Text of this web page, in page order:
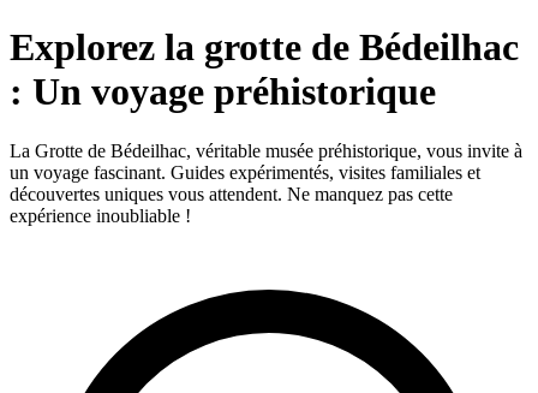
Explorez la grotte de Bédeilhac
: Un voyage préhistorique
La Grotte de Bédeilhac, véritable musée préhistorique, vous invite à
un voyage fascinant. Guides expérimentés, visites familiales et
découvertes uniques vous attendent. Ne manquez pas cette
expérience inoubliable !